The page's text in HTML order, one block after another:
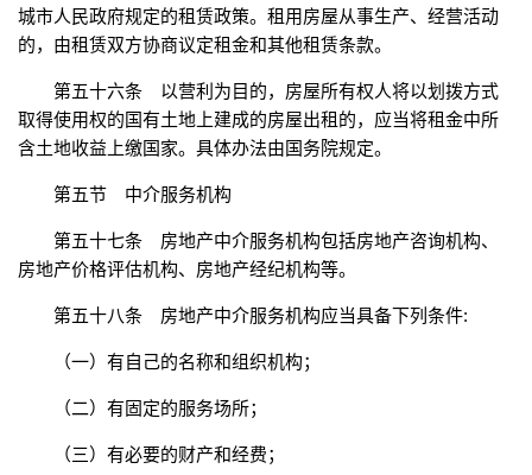
城市人民政府规定的租赁政策。租用房屋从事生产、经营活动
的，由租赁双方协商议定租金和其他租赁条款。
第五十六条 以营利为目的，房屋所有权人将以划拨方式
取得使用权的国有土地上建成的房屋出租的，应当将租金中所
含土地收益上缴国家。具体办法由国务院规定。
第五节 中介服务机构
第五十七条 房地产中介服务机构包括房地产咨询机构、
房地产价格评估机构、房地产经纪机构等。
第五十八条 房地产中介服务机构应当具备下列条件:
（一）有自己的名称和组织机构；
（二）有固定的服务场所；
（三）有必要的财产和经费；